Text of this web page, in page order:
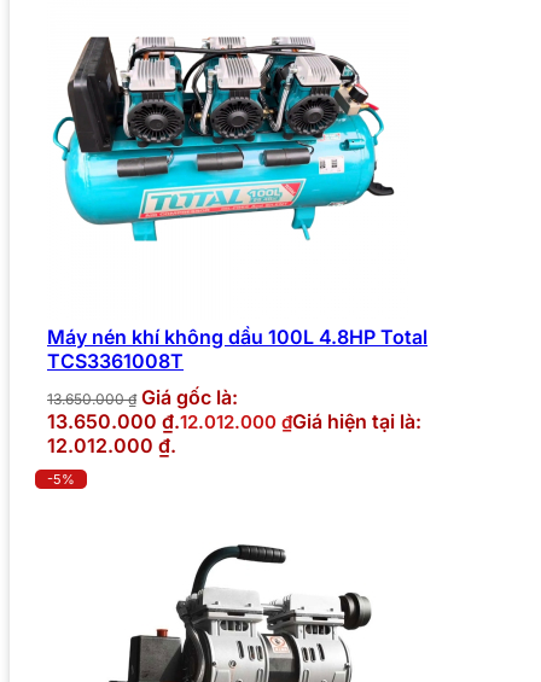
Máy nén khí không dầu 100L 4.8HP Total
TCS3361008T
13.650.000₫ Giá gốc là:
13.650.000 ₫.12.012.000 ₫Giá hiện tại là:
12.012.000 ₫.
-5%